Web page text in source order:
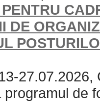
DE
programul de